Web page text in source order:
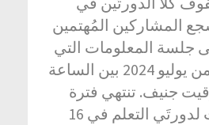
2024. نشجع المشاركين المُهتمين
جلسة المعلومات التي
تُعقد في الثالث من يوليو 2024 بين الساعة
و13:00 بتوقيت جنيف. تنتهي فترة
استقبال الطلبات لدورتَي التعلم في 16